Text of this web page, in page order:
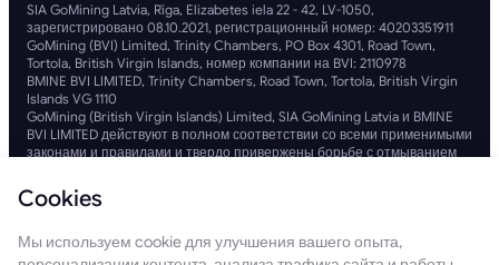
SIA GoMining Latvia, Rīga, Elizabetes iela 22 - 42, LV-1050,
зарегистрировано 08.10.2021, регистрационный номер: 40203351911
GoMining (BVI) Limited, Trinity Chambers, PO Box 4301, Road Town,
Tortola, British Virgin Islands, номер компании на BVI: 2110978
BMINE BVI LIMITED, Trinity Chambers, Road Town, Tortola, British Virgin
Islands VG 1110
GoMining (British Virgin Islands) Limited, SIA GoMining Latvia и BMINE
BVI LIMITED действуют в полном соответствии со всеми применимыми
законами и правилами и твердо привержены борьбе с отмыванием
распространения оружия массового уничтожения. Мы
придерживаемся самых высоких стандартов, обеспечивая строгое
отмыванием денег и финансированием терроризма, а также мер по
борьбе с финансированием оружия, чтобы поддерживать
Cookies
Мы используем cookie для улучшения вашего опыта,